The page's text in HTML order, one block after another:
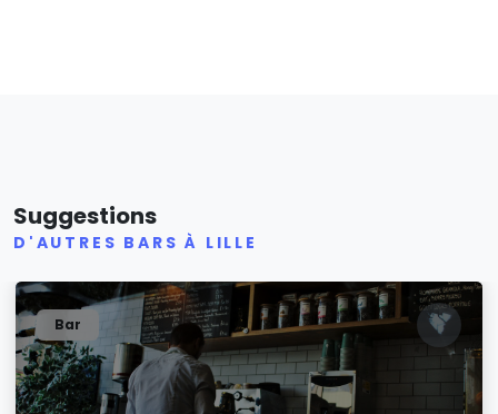
Suggestions
D'AUTRES BARS À LILLE
Bar